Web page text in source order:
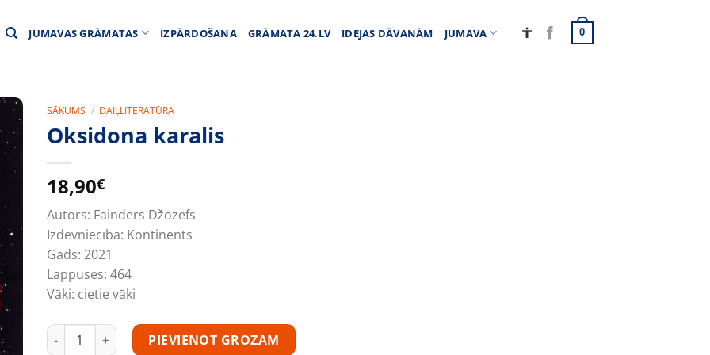
JUMAVAS GRĀMATAS IZPĀRDOŠANA GRĀMATA 24.LV IDEJAS DĀVANĀM JUMAVA 0
SĀKUMS / DAIĻLITERATŪRA
Oksidona karalis
18,90€
Autors: Fainders Džozefs
Izdevniecība: Kontinents
Gads: 2021
Lappuses: 464
Vāki: cietie vāki
Oksidona karalis daudzumsPIEVIENOT GROZAM